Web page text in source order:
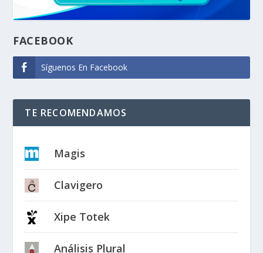
FACEBOOK
Síguenos En Facebook
TE RECOMENDAMOS
Magis
Clavigero
Xipe Totek
Análisis Plural